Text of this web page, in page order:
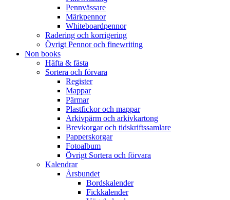
Pennvässare
Märkpennor
Whiteboardpennor
Radering och korrigering
Övrigt Pennor och finewriting
Non books
Häfta & fästa
Sortera och förvara
Register
Mappar
Pärmar
Plastfickor och mappar
Arkivpärm och arkivkartong
Brevkorgar och tidskriftssamlare
Papperskorgar
Fotoalbum
Övrigt Sortera och förvara
Kalendrar
Årsbundet
Bordskalender
Fickkalender